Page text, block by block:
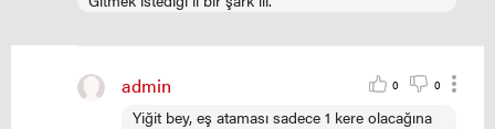
admin 0 0
Yiğit bey, eş ataması sadece 1 kere olacağına